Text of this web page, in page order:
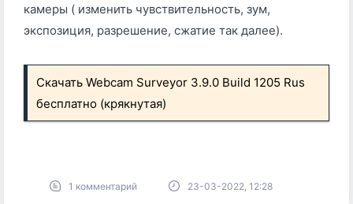
камеры ( изменить чувствительность, зум,
экспозиция, разрешение, сжатие так далее).
Скачать Webcam Surveyor 3.9.0 Build 1205 Rus
бесплатно (крякнутая)
1 комментарий 23-03-2022, 12:28